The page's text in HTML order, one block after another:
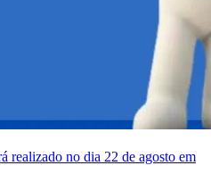
realizado no dia 22 de agosto em